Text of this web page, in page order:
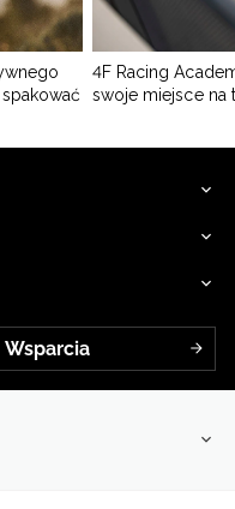
4F Racing
swoje miejsce na